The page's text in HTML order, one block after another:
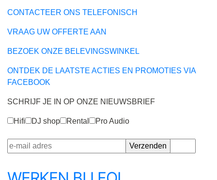
CONTACTEER ONS TELEFONISCH
VRAAG UW OFFERTE AAN
BEZOEK ONZE BELEVINGSWINKEL
ONTDEK DE LAATSTE ACTIES EN PROMOTIES VIA
FACEBOOK
SCHRIJF JE IN OP ONZE NIEUWSBRIEF
Hifi DJ shop Rental Pro Audio